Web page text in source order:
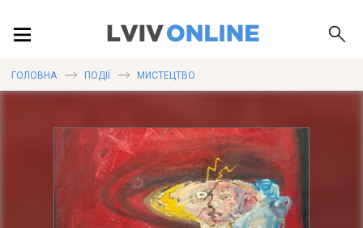
ПУБЛІКАЦІЇ
ГОЛОВНА ПОДІЇ МИСТЕЦТВО